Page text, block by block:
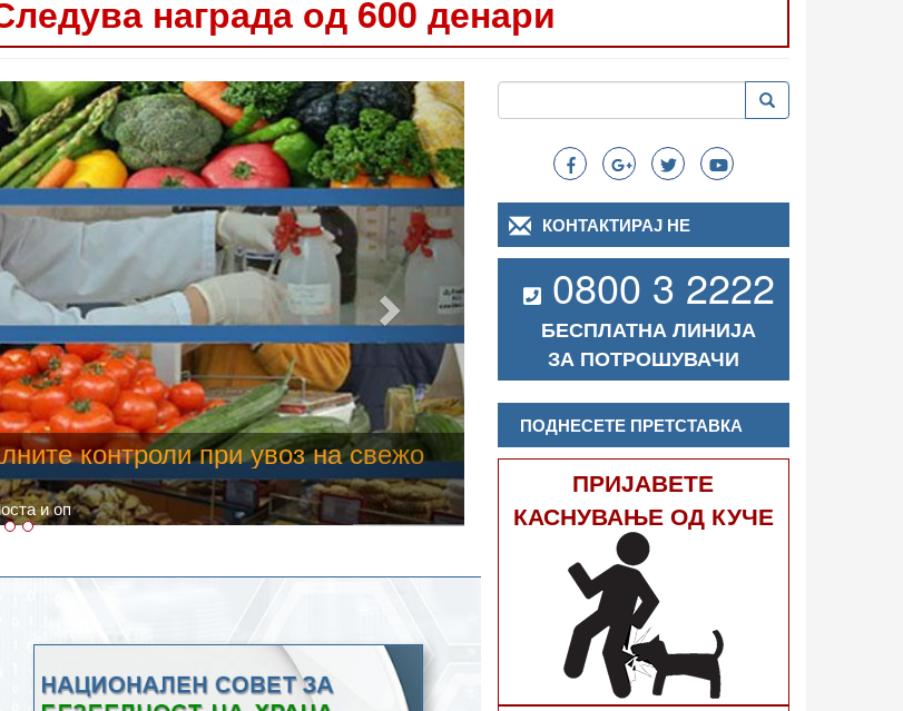
награда од 600 денари
со храна, опасни се и за
метеоролозите во одредени региони ќе достигне 40
Следно
Search
Пребарување Пребарување
КОНТАКТИРАЈ НЕ
0800 3 2222
БЕСПЛАТНА ЛИНИЈА
ЗА ПОТРОШУВАЧИ
ПОДНЕСЕТЕ ПРЕТСТАВКА
ПРИЈАВЕТЕ
КАСНУВАЊЕ ОД КУЧЕ